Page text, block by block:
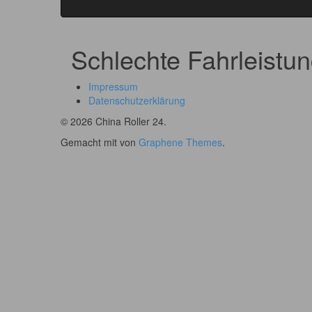
Schlechte
Impressum
Datenschutzerklärung
© 2026 China Roller 24.
Gemacht mit von Graphene Themes.